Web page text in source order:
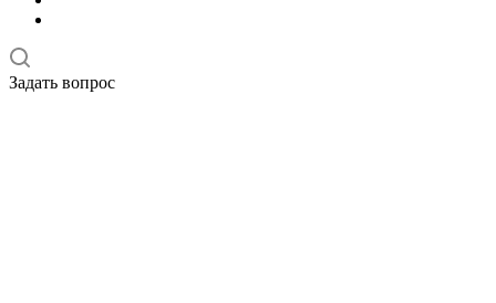
Задать вопрос